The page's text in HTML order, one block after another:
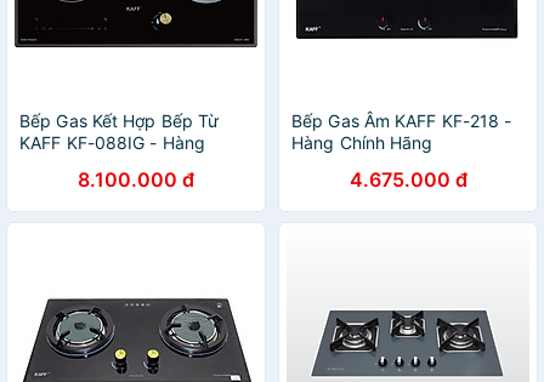
Bếp Gas Kết Hợp Bếp Từ
KAFF KF-088IG - Hàng
8.100.000 đ
Bếp Gas Âm KAFF KF-218 -
Hàng Chính Hãng
4.675.000 đ